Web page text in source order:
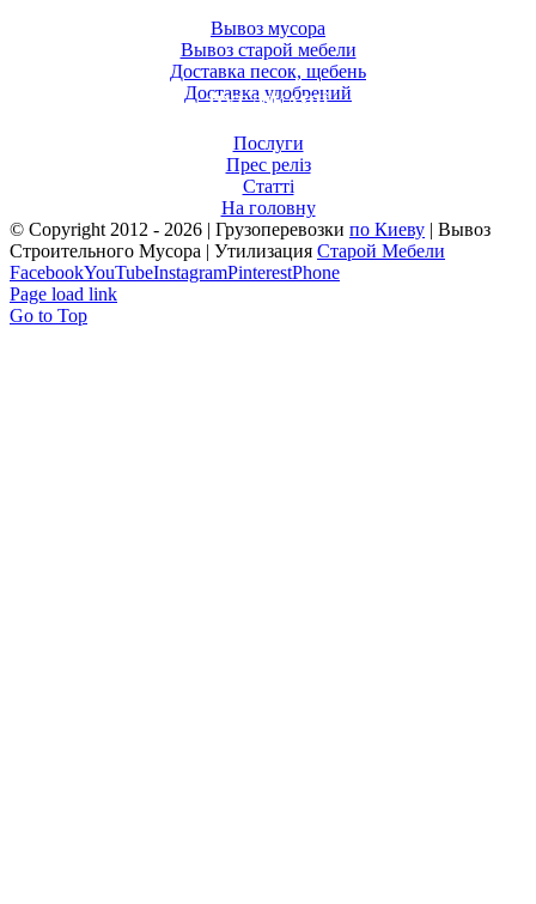
Вывоз мусора
Вывоз старой мебели
Доставка песок, щебень
Доставка удобрений
ПУБЛІКАЦІЇ
Послуги
Прес реліз
Статті
На головну
© Copyright 2012 - 2026 | Грузоперевозки по Киеву | Вывоз
Строительного Мусора | Утилизация Старой Мебели
FacebookYouTubeInstagramPinterestPhone
Page load link
Go to Top